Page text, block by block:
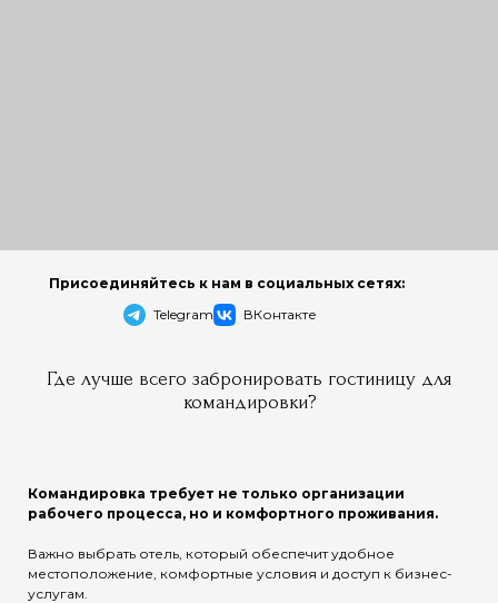
Где лучше всего забронировать гостиницу для
командировки?
Командировка требует не только организации
рабочего процесса, но и комфортного проживания.
Важно выбрать отель, который обеспечит удобное
местоположение, комфортные условия и доступ к бизнес-
услугам.
Telegram ВКонтакте
Присоединяйтесь к нам в социальных сетях: